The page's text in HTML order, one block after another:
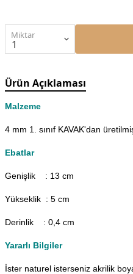
Miktar
Ürün Açıklaması
Malzeme
4 mm 1. sınıf KAVAK'dan
Ebatlar
Genişlik : 13cm
Yükseklik : 5 cm
Derinlik : 0,4 cm
Yararlı Bilgiler
İster naturel isterseniz akrilik